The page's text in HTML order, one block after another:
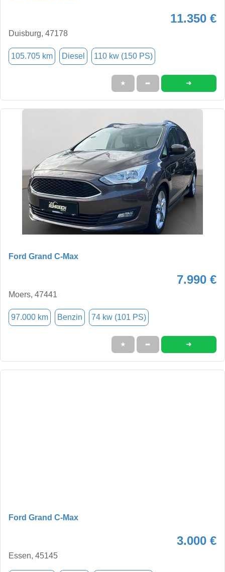
11.350 €
Duisburg, 47178
105.705 km Diesel 110 kw (150 PS)
★ ➦ ➜
Ford Grand C-Max
7.990 €
Moers, 47441
97.000 km Benzin 74 kw (101 PS)
★ ➦ ➜
Ford Grand C-Max
3.000 €
Essen, 45145